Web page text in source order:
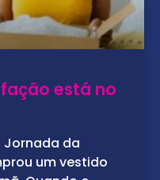
está no
Jornada da
um vestido